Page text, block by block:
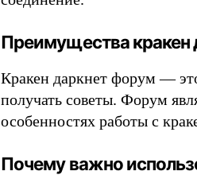
Преимущества кракен
Кракен даркнет форум —
получать советы. Форум
особенностях работы с
Почему важно